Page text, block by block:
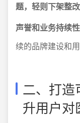
题，轻则下架整
声誉和业务持续性
续的品牌建设和
二、打造
升用户对